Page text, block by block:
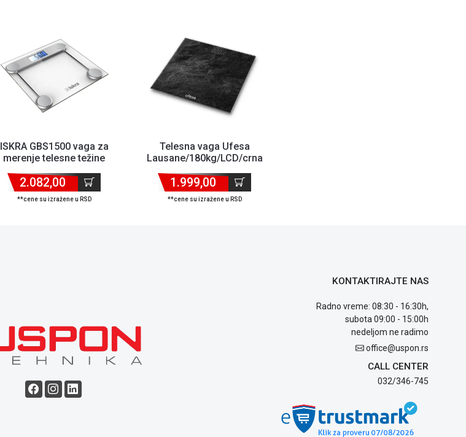
ISKRA GBS1500 vaga za
merenje telesne težine
2.082,00
**cene su izražene u RSD
Telesna vaga Ufesa
Lausane/180kg/LCD/crna
1.999,00
**cene su izražene u RSD
KONTAKTIRAJTE NAS
Radno vreme: 08:30 - 16:30h,
subota 09:00 - 15:00h
nedeljom ne radimo
office@uspon.rs
CALL CENTER
032/346-745